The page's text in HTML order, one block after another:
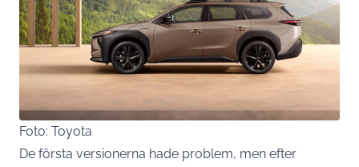
Foto: Toyota
De första versionerna hade problem, men efter